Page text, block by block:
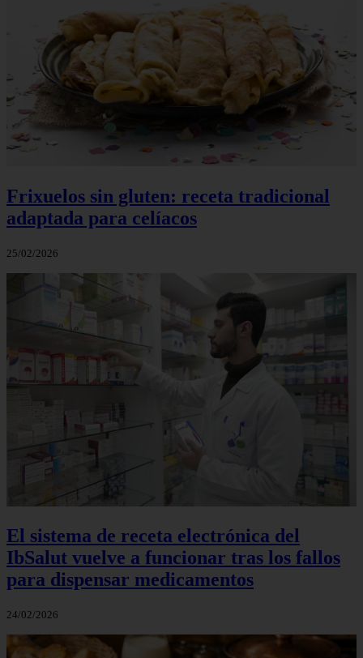
Frixuelos sin gluten: receta tradicional
adaptada para celíacos
25/02/2026
El sistema de receta electrónica del
IbSalut vuelve a funcionar tras los fallos
para dispensar medicamentos
24/02/2026